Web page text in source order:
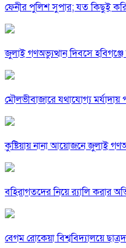
ফেনীর পুলিশ সুপার; যত কিছুই
জুলাই গণঅভ্যুত্থান দিবসে হবিগঞ্জে
মৌলভীবাজারে যথাযোগ্য
কুষ্টিয়ায় নানা আয়োজনে জুলাই
বহিরাগতদের নিয়ে র‍্যালি করার
বেগম রোকেয়া বিশ্ববিদ্যালয়ে